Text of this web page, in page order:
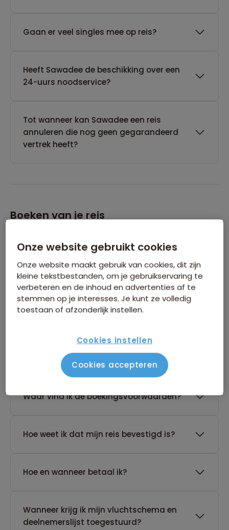
Gaan er veel singles mee op reis?
Heeft Sawadee de beschikking over een
24-uurs noodservice?
Tot wanneer kan Sawadee een reis
annuleren die nog geen gegarandeerd
vertrek heeft?
Boeken van je reis
Wanneer kan ik het beste een reis
Kan ik ook eerst een optie nemen op een
reis?
De reis van mijn keuze heeft nog geen
gegarandeerd vertrek. Wat nu?
Waar vind ik de boekingsvoorwaarden?
Hoe weet ik dat mijn reis bevestigd is?
Hoe en wanneer betaal ik?
Wanneer krijg ik mijn vluchtschema en
deelnemerslijst toegestuurd?
Onze website gebruikt cookies
Onze website maakt gebruik van cookies, dit zijn
kleine tekstbestanden, om je gebruikservaring te
verbeteren en de inhoud en advertenties af te
stemmen op je interesses. Je kunt ze volledig
toestaan of afzonderlijk instellen.
Cookies instellen
Cookies accepteren